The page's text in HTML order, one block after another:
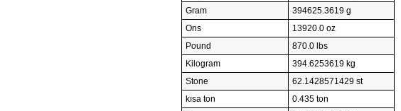
Gram
394625.3619 g
Ons
13920.0 oz
Pound
870.0 lbs
Kilogram
394.6253619 kg
Stone
62.1428571429 st
kısa ton
0.435 ton